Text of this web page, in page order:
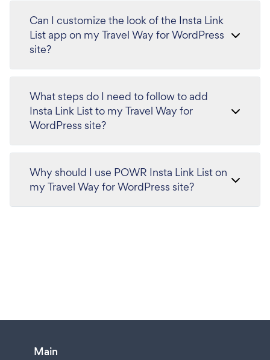
Can I customize the look of the Insta Link
List app on my Travel Way for WordPress
site?
What steps do I need to follow to add
Insta Link List to my Travel Way for
WordPress site?
Why should I use POWR Insta Link List on
my Travel Way for WordPress site?
Main